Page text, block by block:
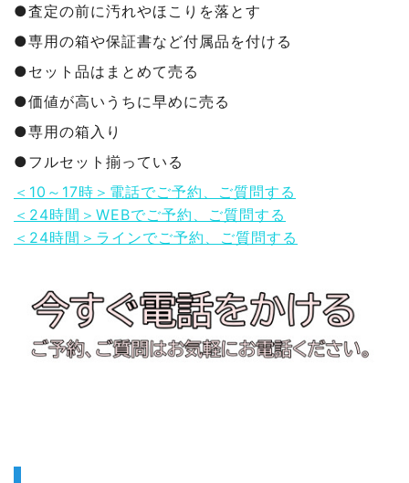
●査定の前に汚れやほこりを落とす
●専用の箱や保証書など付属品を付ける
●セット品はまとめて売る
●価値が高いうちに早めに売る
●専用の箱入り
●フルセット揃っている
＜10～17時＞電話でご予約、ご質問する
＜24時間＞WEBでご予約、ご質問する
＜24時間＞ラインでご予約、ご質問する